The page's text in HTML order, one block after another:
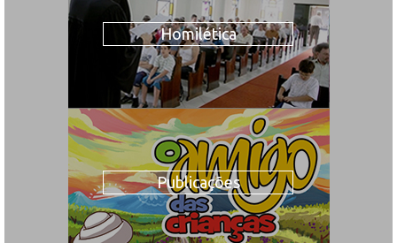
Homilética
Publicações